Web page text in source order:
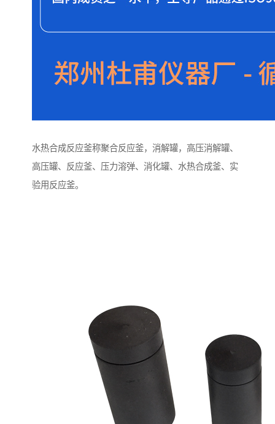
水热合成反应釜称聚合反应釜，消解罐，高压消解罐、
高压罐、反应釜、压力溶弹、消化罐、水热合成釜、实
验用反应釜。